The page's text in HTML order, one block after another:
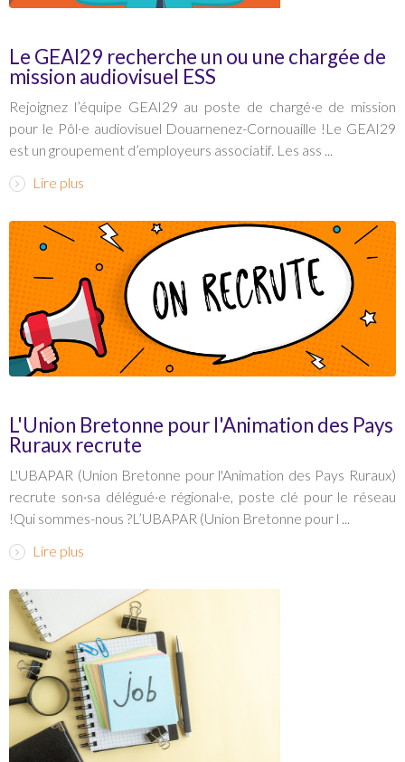
Le GEAI29 recherche un ou une chargée de
mission audiovisuel ESS
Rejoignez l’équipe GEAI29 au poste de chargé·e de mission
pour le Pôl·e audiovisuel Douarnenez-Cornouaille !Le GEAI29
est un groupement d’employeurs associatif. Les ass ...
Lire plus
L'Union Bretonne pour l'Animation des Pays
Ruraux recrute
L'UBAPAR (Union Bretonne pour l'Animation des Pays Ruraux)
recrute son·sa délégué·e régional·e, poste clé pour le réseau
!Qui sommes-nous ?L’UBAPAR (Union Bretonne pour l ...
Lire plus